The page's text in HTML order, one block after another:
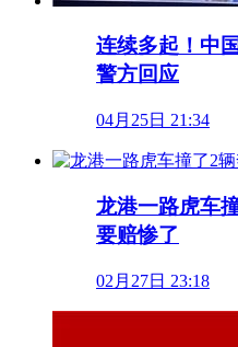
连续多起！中
警方回应
04月25日 21:34
龙港一路虎车
要赔惨了
02月27日 23:18